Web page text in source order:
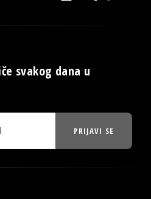
svakog dana u
PRIJAVI SE